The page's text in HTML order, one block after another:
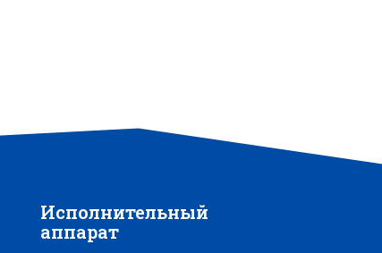
Исполнительный
аппарат